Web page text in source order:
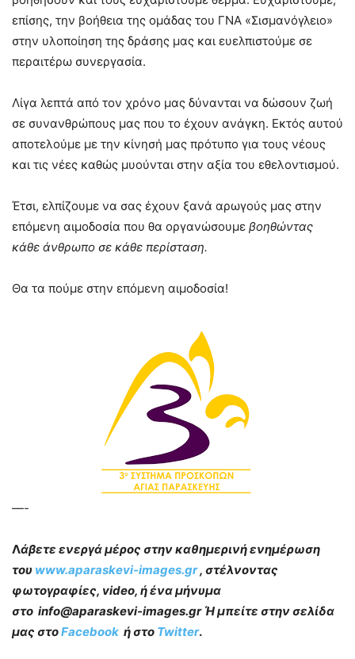
επίσης, την βοήθεια της ομάδας του ΓΝΑ «Σισμανόγλειο»
στην υλοποίηση της δράσης μας και ευελπιστούμε σε
περαιτέρω συνεργασία.
Λίγα λεπτά από τον χρόνο μας δύνανται να δώσουν ζωή
σε συνανθρώπους μας που το έχουν ανάγκη. Εκτός αυτού
αποτελούμε με την κίνησή μας πρότυπο για τους νέους
και τις νέες καθώς μυούνται στην αξία του εθελοντισμού.
Έτσι, ελπίζουμε να σας έχουν ξανά αρωγούς μας στην
επόμενη αιμοδοσία που θα οργανώσουμε βοηθώντας
κάθε άνθρωπο σε κάθε περίσταση.
Θα τα πούμε στην επόμενη αιμοδοσία!
—-
Λάβετε ενεργά μέρος στην καθημερινή ενημέρωση
του www.aparaskevi-images.gr, στέλνοντας
φωτογραφίες, video, ή ένα μήνυμα
στο info@aparaskevi-images.gr Ή μπείτε στην σελίδα
μας στοFacebook ή στο Twitter.